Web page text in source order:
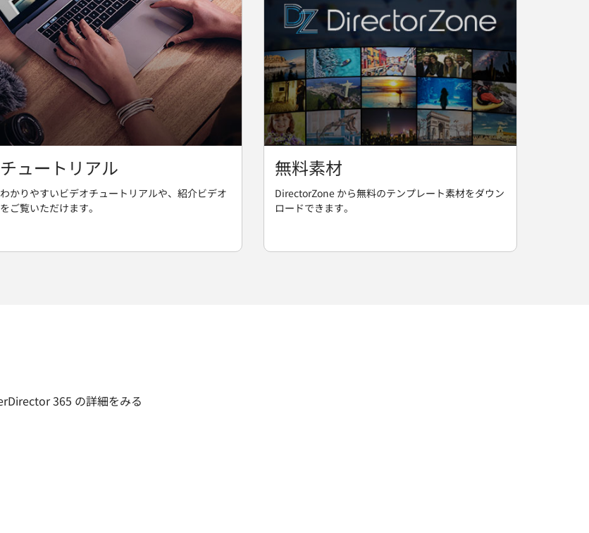
チュートリアル
わかりやすいビデオチュートリアルや、紹介ビデオ
をご覧いただけます。
無料素材
DirectorZone から無料のテンプレート素材をダウン
ロードできます。